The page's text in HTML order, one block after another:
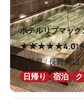
ホテルリブマッ
★★★★★4.01
長野県 / 長野周辺
日帰り
宿泊